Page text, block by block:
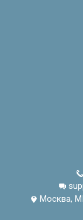
Москва,